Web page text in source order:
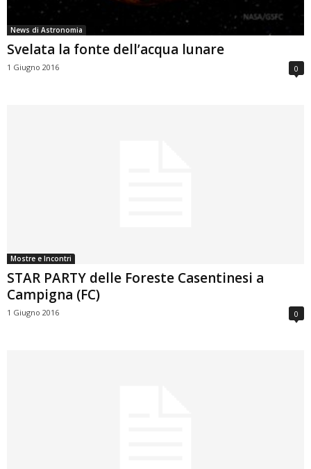
News di Astronomia
Svelata la fonte dell’acqua lunare
1 Giugno 2016 0
Mostre e Incontri
STAR PARTY delle Foreste Casentinesi a
Campigna (FC)
1 Giugno 2016 0